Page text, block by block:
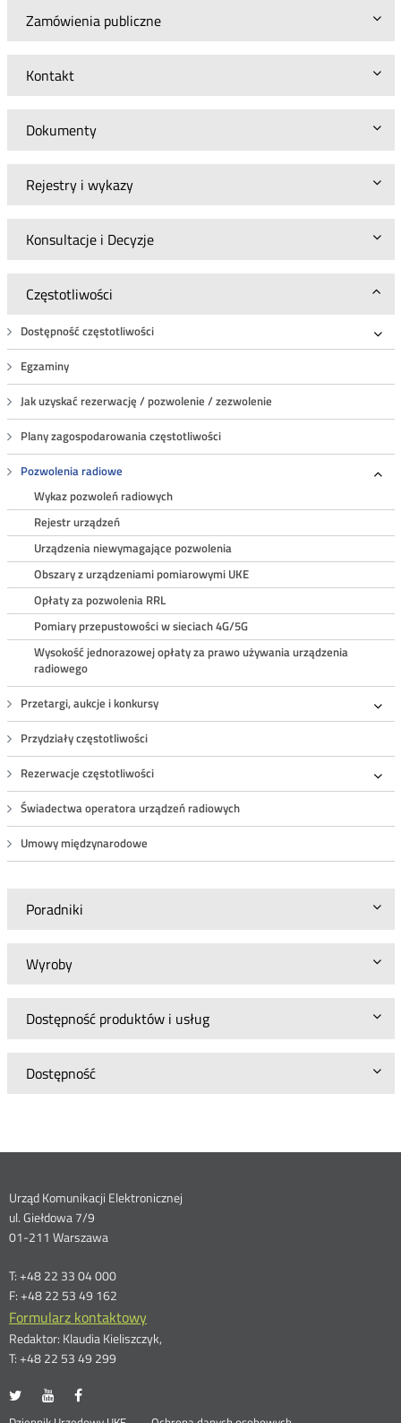
Zamówienia publiczne
Kontakt
Dokumenty
Rejestry i wykazy
Konsultacje i Decyzje
Częstotliwości
Dostępność częstotliwości
Egzaminy
Jak uzyskać rezerwację / pozwolenie / zezwolenie
Plany zagospodarowania częstotliwości
Pozwolenia radiowe
Wykaz pozwoleń radiowych
Rejestr urządzeń
Urządzenia niewymagające pozwolenia
Obszary z urządzeniami pomiarowymi UKE
Opłaty za pozwolenia RRL
Pomiary przepustowości w sieciach 4G/5G
Wysokość jednorazowej opłaty za prawo używania urządzenia
radiowego
Przetargi, aukcje i konkursy
Przydziały częstotliwości
Rezerwacje częstotliwości
Świadectwa operatora urządzeń radiowych
Umowy międzynarodowe
Poradniki
Wyroby
Dostępność produktów i usług
Dostępność
Dane
kontaktowe
Urząd Komunikacji Elektronicznej
ul. Giełdowa 7/9
01-211 Warszawa
T: +48 22 33 04 000
F: +48 22 53 49 162
Formularz kontaktowy
Redaktor: Klaudia Kieliszczyk,
T: +48 22 53 49 299
UKE
OtwórzUKE
Otwórz